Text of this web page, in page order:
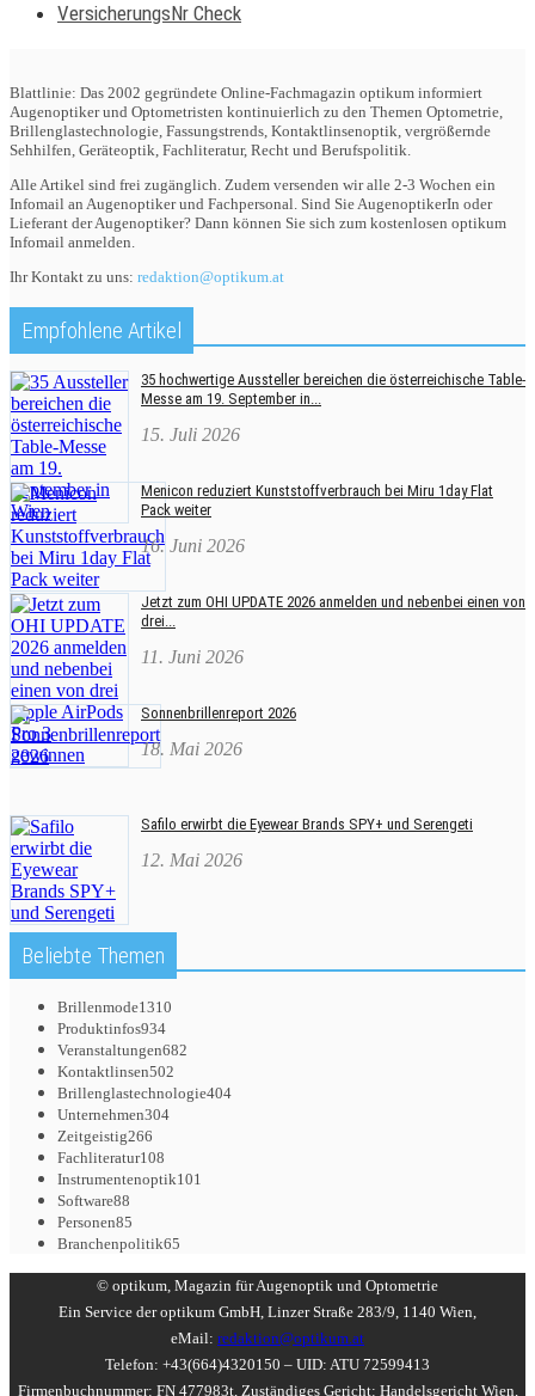
VersicherungsNr Check
Blattlinie: Das 2002 gegründete Online-Fachmagazin optikum informiert
Augenoptiker und Optometristen kontinuierlich zu den Themen Optometrie,
Brillenglastechnologie, Fassungstrends, Kontaktlinsenoptik, vergrößernde
Sehhilfen, Geräteoptik, Fachliteratur, Recht und Berufspolitik.
Alle Artikel sind frei zugänglich. Zudem versenden wir alle 2-3 Wochen ein
Infomail an Augenoptiker und Fachpersonal. Sind Sie AugenoptikerIn oder
Lieferant der Augenoptiker? Dann können Sie sich zum kostenlosen optikum
Infomail anmelden.
Ihr Kontakt zu uns: redaktion@optikum.at
Empfohlene Artikel
35 hochwertige Aussteller bereichen die österreichische Table-
Messe am 19. September in...
15. Juli 2026
Menicon reduziert Kunststoffverbrauch bei Miru 1day Flat
Pack weiter
16. Juni 2026
Jetzt zum OHI UPDATE 2026 anmelden und nebenbei einen von
drei...
11. Juni 2026
Sonnenbrillenreport 2026
18. Mai 2026
Safilo erwirbt die Eyewear Brands SPY+ und Serengeti
12. Mai 2026
Beliebte Themen
Brillenmode1310
Produktinfos934
Veranstaltungen682
Kontaktlinsen502
Brillenglastechnologie404
Unternehmen304
Zeitgeistig266
Fachliteratur108
Instrumentenoptik101
Software88
Personen85
Branchenpolitik65
© optikum, Magazin für Augenoptik und Optometrie
Ein Service der optikum GmbH, Linzer Straße 283/9, 1140 Wien,
eMail: redaktion@optikum.at
Telefon: +43(664)4320150 – UID: ATU 72599413
Firmenbuchnummer: FN 477983t, Zuständiges Gericht: Handelsgericht Wien,